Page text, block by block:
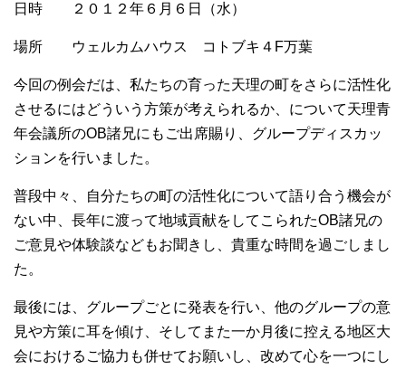
日時 ２０１２年６月６日（水）
場所 ウェルカムハウス コトブキ４F万葉
今回の例会だは、私たちの育った天理の町をさらに活性化
させるにはどういう方策が考えられるか、について天理青
年会議所のOB諸兄にもご出席賜り、グループディスカッ
ションを行いました。
普段中々、自分たちの町の活性化について語り合う機会が
ない中、長年に渡って地域貢献をしてこられたOB諸兄の
ご意見や体験談などもお聞きし、貴重な時間を過ごしまし
た。
最後には、グループごとに発表を行い、他のグループの意
見や方策に耳を傾け、そしてまた一か月後に控える地区大
会におけるご協力も併せてお願いし、改めて心を一つにし